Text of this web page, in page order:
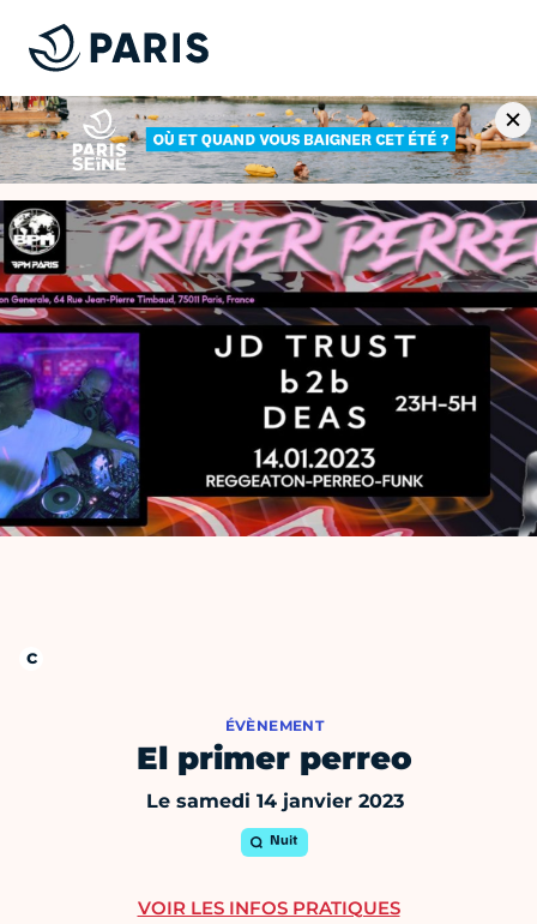
ÉVÈNEMENT
El primer perreo
Le samedi 14 janvier 2023
Nuit
VOIR LES INFOS PRATIQUES